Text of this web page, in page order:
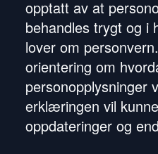
opptatt av at
behandles trygt og i
lover om
orientering om
personopplysninger
erklæringen vil
oppdateringer og